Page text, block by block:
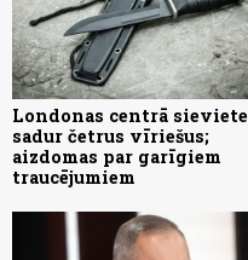
Londonas centrā sieviete
sadur četrus vīriešus;
aizdomas par garīgiem
traucējumiem